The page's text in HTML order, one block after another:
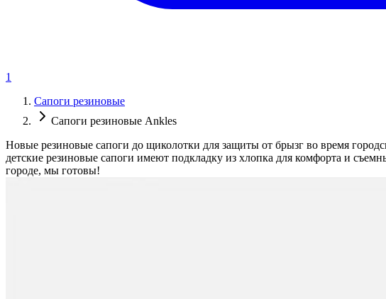
1
Сапоги резиновые
Сапоги резиновые Ankles
Новые резиновые сапоги до щиколотки для защиты от брызг во время
детские резиновые сапоги имеют подкладку из хлопка для комфорта и
городе, мы готовы!